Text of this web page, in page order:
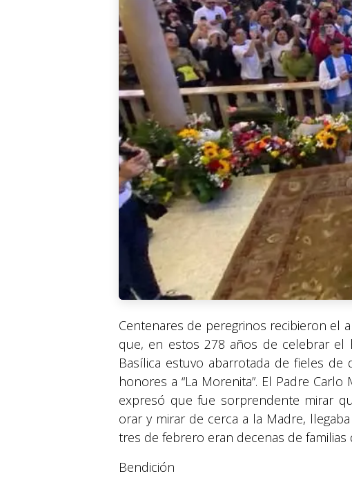
Centenares de peregrinos recibieron el
que, en estos 278 años de celebrar
Basílica estuvo abarrotada de fieles
honores a “La Morenita”. El Padre
expresó que fue sorprendente mirar
orar y mirar de cerca a la Madre,
tres de febrero eran decenas de
Bendición